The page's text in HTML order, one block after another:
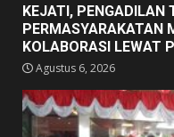
KEJATI, PENGADILAN
PERMASYARAKATAN
KOLABORASI LEWAT
Agustus 6, 2026